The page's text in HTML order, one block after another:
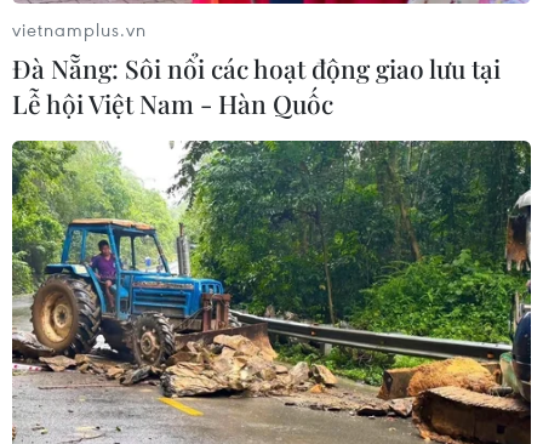
Bộ GTVT khánh thành trước 2 dự án Cao
tốc Bắc-Nam vào ngày 29/4
24/04/2023 07:01
Hai dự án thành phần Cao tốc Bắc-Nam phía Đông giai
đoạn 2017-2020 được Bộ Giao thông Vận tải tổ chức
khánh thành vào ngày 29/4 tới trong khi đoạn Vĩnh
Hảo-Phan Thiết chưa đảm bảo đưa vào khai thác.
vietnamplus.vn
Đà Nẵng: Sôi nổi các hoạt động giao lưu tại
Lễ hội Việt Nam - Hàn Quốc